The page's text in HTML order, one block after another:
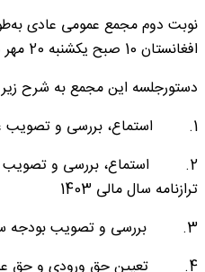
نوبت دوم مجمع عمومی عادی
افغانستان 10 صبح یکشنبه 20 مهر در اتاق ایران برگزار می‌شود.
دستورجلسه این مجمع به شرح
1. استماع، بررسی و تصویب عملکرد هیات مدیره در سال 1403
2. استماع، بررسی و تصویب
ترازنامه سال مالی 1403
3. بررسی و تصویب بودجه سالانه
4. تعیین حق ورودی و حق عضویت سالیانه اعضا